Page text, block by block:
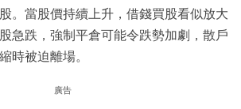
。當股價持續上升，借錢買股看似放大
急跌，強制平倉可能令跌勢加劇，散戶
時被迫離場。
廣告